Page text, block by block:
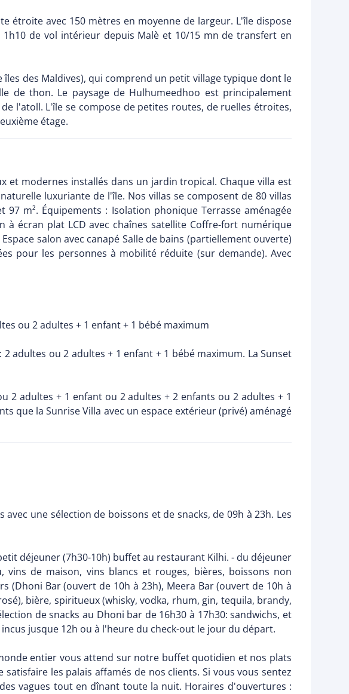
étroite avec 150 mètres en moyenne de largeur. L'île dispose
de vol intérieur depuis Malè et 10/15 mn de transfert en
des Maldives), qui comprend un petit village typique dont le
de thon. Le paysage de Hulhumeedhoo est principalement
l'atoll. L'île se compose de petites routes, de ruelles étroites,
étage.
et modernes installés dans un jardin tropical. Chaque villa est
luxuriante de l'île. Nos villas se composent de 80 villas
97 m². Équipements : Isolation phonique Terrasse aménagée
à écran plat LCD avec chaînes satellite Coffre-fort numérique
salon avec canapé Salle de bains (partiellement ouverte)
pour les personnes à mobilité réduite (sur demande). Avec
ou 2 adultes + 1 enfant + 1 bébé maximum
adultes ou 2 adultes + 1 enfant + 1 bébé maximum. La Sunset
2 adultes + 1 enfant ou 2 adultes + 2 enfants ou 2 adultes + 1
que la Sunrise Villa avec un espace extérieur (privé) aménagé
une sélection de boissons et de snacks, de 09h à 23h. Les
déjeuner (7h30-10h) buffet au restaurant Kilhi. - du déjeuner
vins de maison, vins blancs et rouges, bières, boissons non
(Dhoni Bar (ouvert de 10h à 23h), Meera Bar (ouvert de 10h à
bière, spiritueux (whisky, vodka, rhum, gin, tequila, brandy,
de snacks au Dhoni bar de 16h30 à 17h30: sandwichs, et
jusque 12h ou à l'heure du check-out le jour du départ.
entier vous attend sur notre buffet quotidien et nos plats
les palais affamés de nos clients. Si vous vous sentez
vagues tout en dînant toute la nuit. Horaires d'ouvertures :